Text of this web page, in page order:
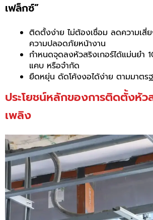
เฟล็กซ์”
ติดตั้งง่าย ไม่ต้องเชื่อม ลดความเสี่ย
ความปลอดภัยหน้างาน
กำหนดจุดลงหัวสริงเกอร์ได้แม่นยำ
แคบ หรือจำกัด
ยืดหยุ่น ดัดโค้งงอได้ง่าย ตามมาตร
ประโยชน์หลักของการติดตั้งหัว
เพลิง